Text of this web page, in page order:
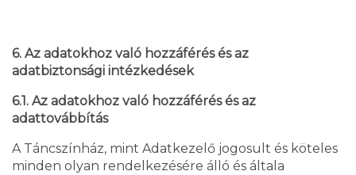
6. Az adatokhoz való hozzáférés és az
adatbiztonsági intézkedések
6.1. Az adatokhoz való hozzáférés és az
adattovábbítás
A Táncszínház, mint Adatkezelő jogosult és köteles
minden olyan rendelkezésére álló és általa